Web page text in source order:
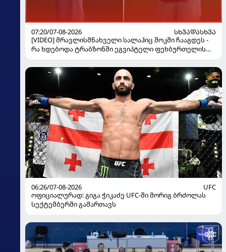
07:20/07-08-2026
ᲡᲮᲕᲐᲓᲐᲡᲮᲕᲐ
[VIDEO] მრავლისმნახველი სალაჰიც შოკში ჩააგდეს -
რა ხდებოდა ტრაბზონში ეგვიპტელი ფეხბურთელის
06:26/07-08-2026
UFC
ოფიციალურად: გიგა ჭიკაძე UFC-ში მორიგ ბრძოლას
სექტემბერში გამართავს